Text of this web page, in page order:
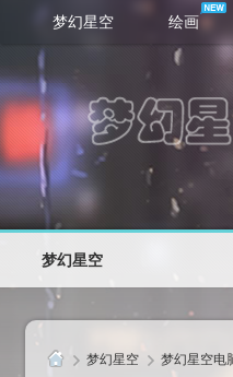
梦幻星空 绘画
梦幻星空
梦幻星空 梦幻星空电